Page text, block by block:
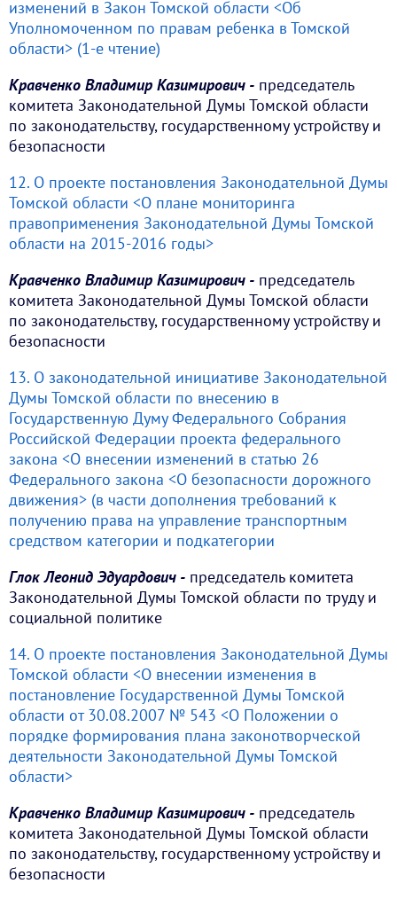
изменений в Закон Томской области <Об
Уполномоченном по правам ребенка в Томской
области> (1-е чтение)
Кравченко Владимир Казимирович - председатель
комитета Законодательной Думы Томской области
по законодательству, государственному устройству и
безопасности
12. О проекте постановления Законодательной Думы
Томской области <О плане мониторинга
правоприменения Законодательной Думы Томской
области на 2015-2016 годы>
Кравченко Владимир Казимирович - председатель
комитета Законодательной Думы Томской области
по законодательству, государственному устройству и
безопасности
13. О законодательной инициативе Законодательной
Думы Томской области по внесению в
Государственную Думу Федерального Собрания
Российской Федерации проекта федерального
закона <О внесении изменений в статью 26
Федерального закона <О безопасности дорожного
движения> (в части дополнения требований к
получению права на управление транспортным
средством категории и подкатегории
Глок Леонид Эдуардович - председатель комитета
Законодательной Думы Томской области по труду и
социальной политике
14. О проекте постановления Законодательной Думы
Томской области <О внесении изменения в
постановление Государственной Думы Томской
области от 30.08.2007 № 543 <О Положении о
порядке формирования плана законотворческой
деятельности Законодательной Думы Томской
области>
Кравченко Владимир Казимирович - председатель
комитета Законодательной Думы Томской области
по законодательству, государственному устройству и
безопасности